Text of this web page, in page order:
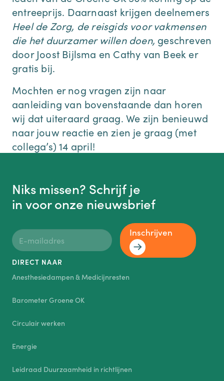
entreeprijs. Daarnaast krijgen deelnemers
Heel de Zorg, de reisgids voor vakmensen
die het duurzamer willen doen, geschreven
door Joost Bijlsma en Cathy van Beek er
gratis bij.
Mochten er nog vragen zijn naar
aanleiding van bovenstaande dan horen
wij dat uiteraard graag. We zijn benieuwd
naar jouw reactie en zien je graag (met
collega’s) 14 april!
Niks missen? Schrijf je
in voor onze nieuwsbrief
Inschrijven
DIRECT NAAR
Anesthesiedampen & Medicijnresten
Barometer Groene OK
Circulair werken
Energie
Leidraad Duurzaamheid in richtlijnen